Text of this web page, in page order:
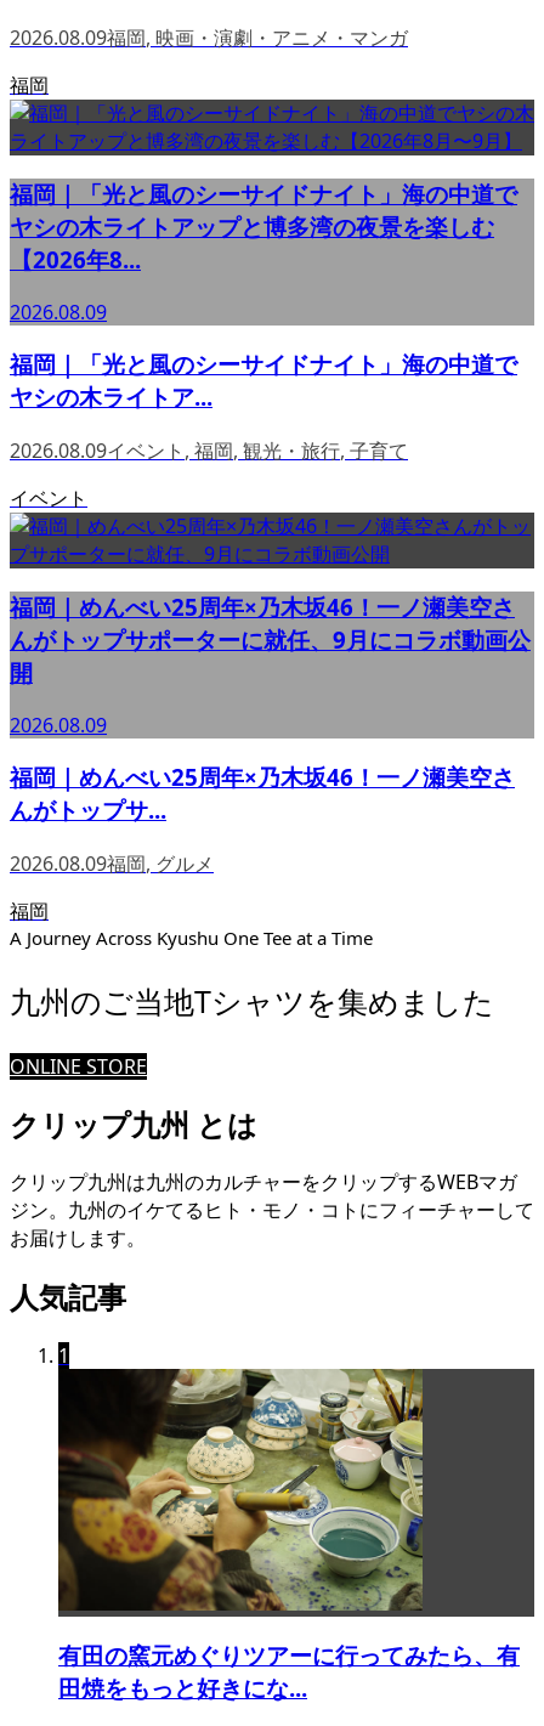
2026.08.09福岡, 映画・演劇・アニメ・マンガ
福岡
福岡｜「光と風のシーサイドナイト」海の中道で
ヤシの木ライトアップと博多湾の夜景を楽しむ
【2026年8...
2026.08.09
福岡｜「光と風のシーサイドナイト」海の中道で
ヤシの木ライトア...
2026.08.09イベント , 福岡, 観光・旅行, 子育て
イベント
福岡｜めんべい25周年×乃木坂46！一ノ瀬美空さ
んがトップサポーターに就任、9月にコラボ動画公
開
2026.08.09
福岡｜めんべい25周年×乃木坂46！一ノ瀬美空さ
んがトップサ...
2026.08.09福岡, グルメ
福岡
A Journey Across Kyushu One Tee at a Time
九州のご当地Tシャツを集めました
ONLINE STORE
クリップ九州 とは
クリップ九州は九州のカルチャーをクリップするWEBマガ
ジン。九州のイケてるヒト・モノ・コトにフィーチャーして
お届けします。
人気記事
1
有田の窯元めぐりツアーに行ってみたら、有
田焼をもっと好きにな...